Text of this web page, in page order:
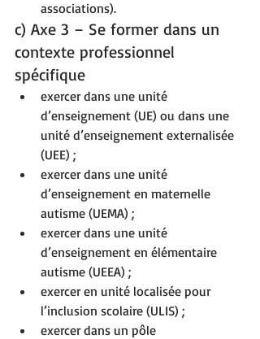
associations).
c) Axe 3 – Se former dans un
contexte professionnel
spécifique
exercer dans une unité
d’enseignement (UE) ou dans une
unité d’enseignement externalisée
(UEE) ;
exercer dans une unité
d’enseignement en maternelle
autisme (UEMA) ;
exercer dans une unité
d’enseignement en élémentaire
autisme (UEEA) ;
exercer en unité localisée pour
l’inclusion scolaire (ULIS) ;
exercer dans un pôle